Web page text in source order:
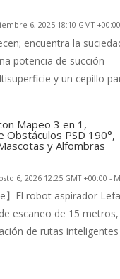
6, 2025 18:10 GMT
encuentra la
potencia de succión
y un cepillo
Mapeo 3 en 1,
Obstáculos PSD 190°,
y Alfombras
6, 2026 12:25 GMT +00:00 -
】El robot aspirador
escaneo de 15 metros,
de rutas inteligentes